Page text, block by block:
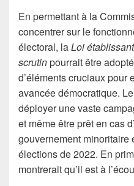
En permettant à la
concentrer sur le
électoral, laLoi
scrutinpourrait être
d’éléments cruciaux pour
avancée démocratique.
déployer une vaste
et même être prêt en cas
gouvernement minoritaire
élections de 2022. En
montrerait qu’il est à